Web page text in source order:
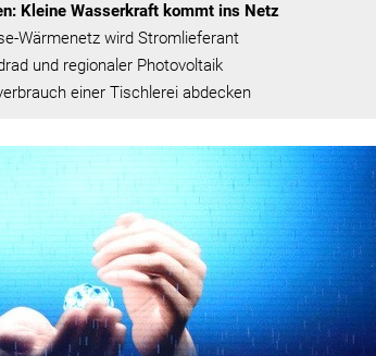
Kleine Wasserkraft kommt ins Netz
Wärmenetz wird Stromlieferant
und regionaler Photovoltaik
einer Tischlerei abdecken